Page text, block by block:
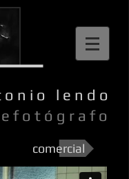
n i o l e n d o
f o t ó g r a f o
comercial